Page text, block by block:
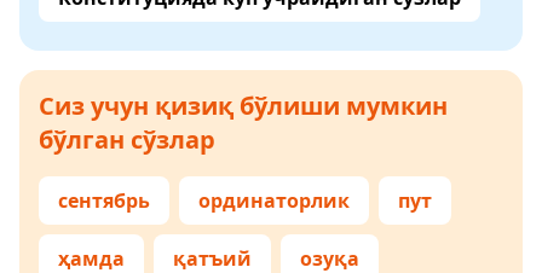
Сиз учун қизиқ бўлиши мумкин
бўлган сўзлар
сентябрь ординаторлик пут
ҳамда қатъий озуқа